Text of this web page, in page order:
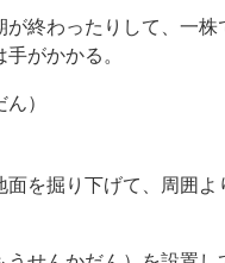
終わったりして、一株
がかかる。
）
を掘り下げて、周囲